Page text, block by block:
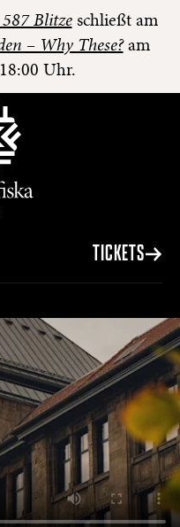
587 Blitzeschließt am
– Why These?am
Uhr.
TICKETS